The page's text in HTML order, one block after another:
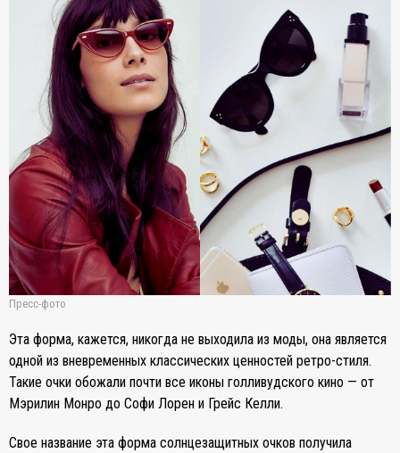
Пресс-фото
Эта форма, кажется, никогда не выходила из моды, она является
одной из вневременных классических ценностей ретро-стиля.
Такие очки обожали почти все иконы голливудского кино — от
Мэрилин Монро до Софи Лорен и Грейс Келли.
Свое название эта форма солнцезащитных очков получила